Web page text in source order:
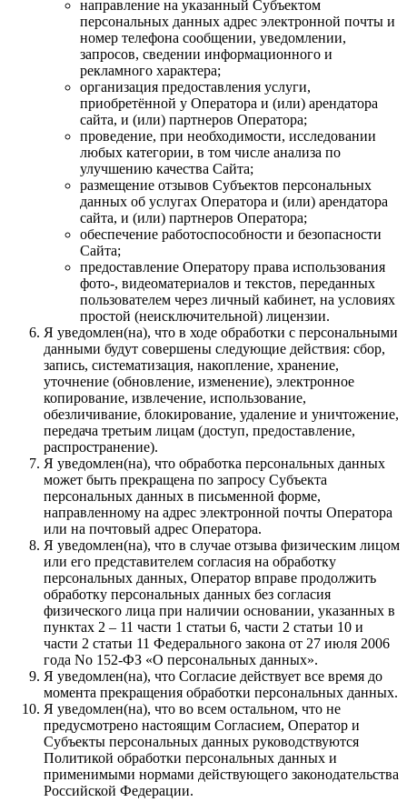
направление на указанный Субъектом
персональных данных адрес электронной почты и
номер телефона сообщении, уведомлении,
запросов, сведении информационного и
рекламного характера;
организация предоставления услуги,
приобретённой у Оператора и (или) арендатора
сайта, и (или) партнеров Оператора;
проведение, при необходимости, исследовании
любых категории, в том числе анализа по
улучшению качества Сайта;
размещение отзывов Субъектов персональных
данных об услугах Оператора и (или) арендатора
сайта, и (или) партнеров Оператора;
обеспечение работоспособности и безопасности
Сайта;
предоставление Оператору права использования
фото-, видеоматериалов и текстов, переданных
пользователем через личный кабинет, на условиях
простой (неисключительной) лицензии.
Я уведомлен(на), что в ходе обработки с персональными
данными будут совершены следующие действия: сбор,
запись, систематизация, накопление, хранение,
уточнение (обновление, изменение), электронное
копирование, извлечение, использование,
обезличивание, блокирование, удаление и уничтожение,
передача третьим лицам (доступ, предоставление,
распространение).
Я уведомлен(на), что обработка персональных данных
может быть прекращена по запросу Субъекта
персональных данных в письменной форме,
направленному на адрес электронной почты Оператора
или на почтовый адрес Оператора.
Я уведомлен(на), что в случае отзыва физическим лицом
или его представителем согласия на обработку
персональных данных, Оператор вправе продолжить
обработку персональных данных без согласия
физического лица при наличии основании, указанных в
пунктах 2 – 11 части 1 статьи 6, части 2 статьи 10 и
части 2 статьи 11 Федерального закона от 27 июля 2006
года No 152-ФЗ «О персональных данных».
Я уведомлен(на), что Согласие действует все время до
момента прекращения обработки персональных данных.
Я уведомлен(на), что во всем остальном, что не
предусмотрено настоящим Согласием, Оператор и
Субъекты персональных данных руководствуются
Политикой обработки персональных данных и
применимыми нормами действующего законодательства
Российской Федерации.